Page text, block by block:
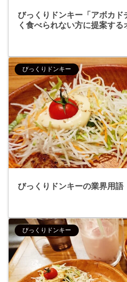
びっくりドンキー「アボカド
く食べられない方に提案する
びっくりドンキー
びっくりドンキーの業界用語
びっくりドンキー